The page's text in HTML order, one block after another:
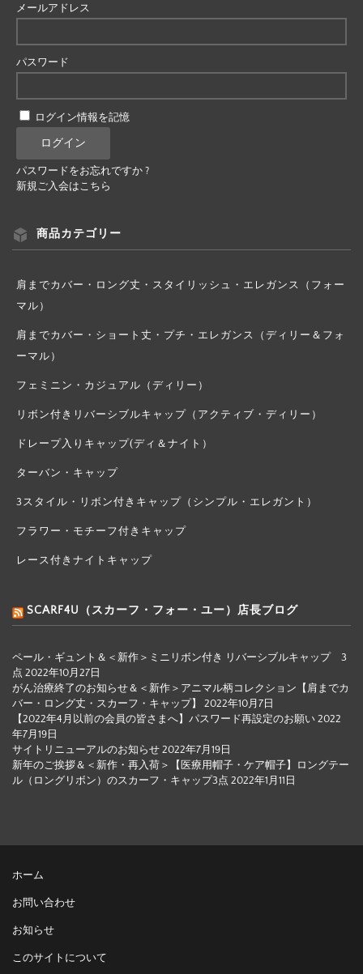
メールアドレス
パスワード
ログイン情報を記憶
パスワードをお忘れですか ?
新規ご入会はこちら
商品カテゴリー
肩までカバー・ロング丈・スタイリッシュ・エレガンス（フォー
マル）
肩までカバー・ショート丈・プチ・エレガンス（ディリー＆フォ
ーマル）
フェミニン・カジュアル（ディリー）
リボン付きリバーシブルキャップ（アクティブ・ディリー）
ドレープ入りキャップ(ディ＆ナイト）
ターバン・キャップ
3スタイル・リボン付きキャップ（シンプル・エレガント）
フラワー・モチーフ付きキャップ
レース付きナイトキャップ
SCARF4U（スカーフ・フォー・ユー）店長ブログ
ペール・ギュント＆＜新作＞ミニリボン付き リバーシブルキャップ 3
点 2022年10月27日
がん治療終了のお知らせ＆＜新作＞アニマル柄コレクション【肩までカ
バー・ロング丈・スカーフ・キャップ】
2022年10月7日
【2022年4月以前の会員の皆さまへ】パスワード再設定のお願い 2022
年7月19日
サイトリニューアルのお知らせ 2022年7月19日
新年のご挨拶＆＜新作・再入荷＞【医療用帽子・ケア帽子】ロングテー
ル（ロングリボン）のスカーフ・キャップ3点 2022年1月11日
ホーム
お問い合わせ
お知らせ
このサイトについて